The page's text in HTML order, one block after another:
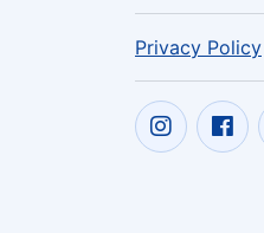
Privacy Policy